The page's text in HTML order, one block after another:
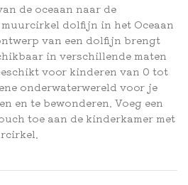
de oceaan naar de
dolfijn in het Oceaan
van een dolfijn brengt
in verschillende maten
voor kinderen van 0 tot
onderwaterwereld voor je
en te bewonderen. Voeg een
toe aan de kinderkamer met